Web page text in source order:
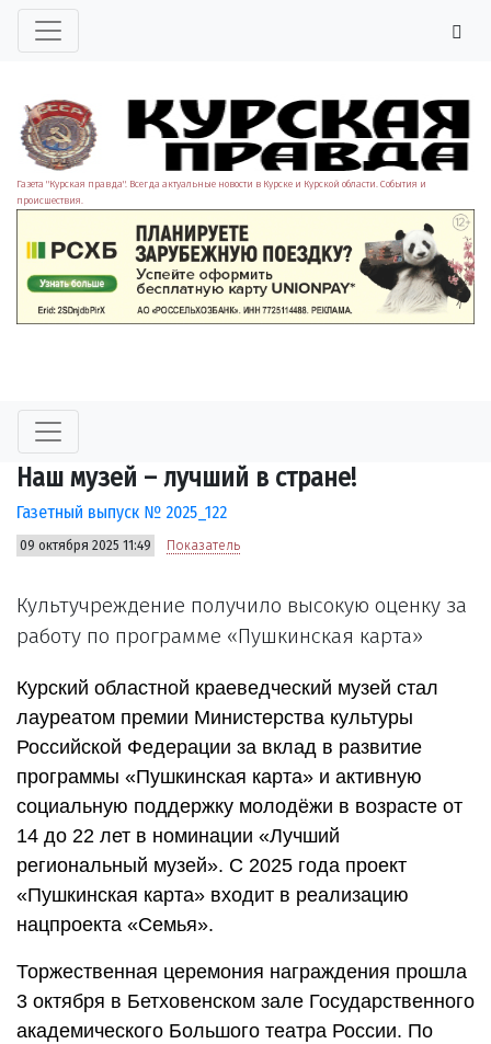
Газета "Курская правда". Всегда актуальные новости в Курске и Курской области. События и
происшествия.
Наш музей – лучший в стране!
Газетный выпуск № 2025_122
09 октября 2025 11:49 Показатель
Культучреждение получило высокую оценку за
работу по программе «Пушкинская карта»
Курский областной краеведческий музей стал
лауреатом премии Министерства культуры
Российской Федерации за вклад в развитие
программы «Пушкинская карта» и активную
социальную поддержку молодёжи в возрасте от
14 до 22 лет в номинации «Лучший
региональный музей». С 2025 года проект
«Пушкинская карта» входит в реализацию
нацпроекта «Семья».
Торжественная церемония награждения прошла
3 октября в Бетховенском зале Государственного
академического Большого театра России. По